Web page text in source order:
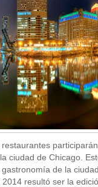
ciudad de Chicago.
de la
resultó ser la